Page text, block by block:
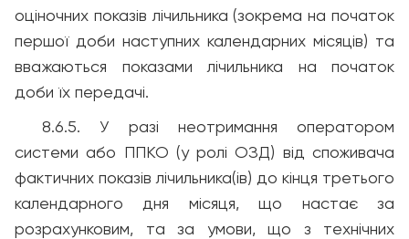
оціночних показів лічильника (зокрема на початок
першої доби наступних календарних місяців) та
вважаються показами лічильника на початок
доби їх передачі.
8.6.5. У разі неотримання оператором
системи або ППКО (у ролі ОЗД) від споживача
фактичних показів лічильника(ів) до кінця третього
календарного дня місяця, що настає за
розрахунковим, та за умови, що з технічних